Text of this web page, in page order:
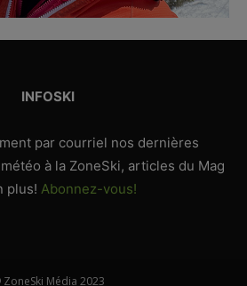
INFOSKI
par courriel nos dernières
à la ZoneSki, articles du Mag
plus! Abonnez-vous!
Média 2023